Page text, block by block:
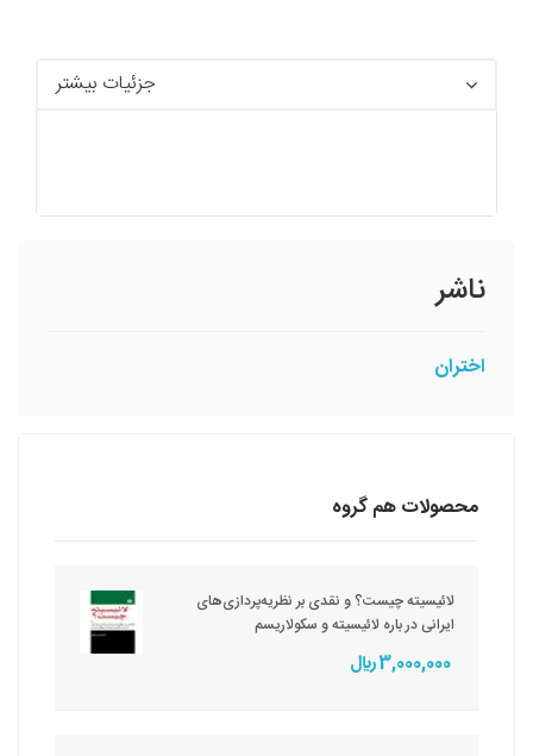
جزئیات بیشتر
ناشر
اختران
محصولات هم گروه
لائیسیته چیست؟ و نقدی بر نظریه‌پردازی‌های
ایرانی در باره لائیسیته و سکولاریسم
3,000,000 ريال